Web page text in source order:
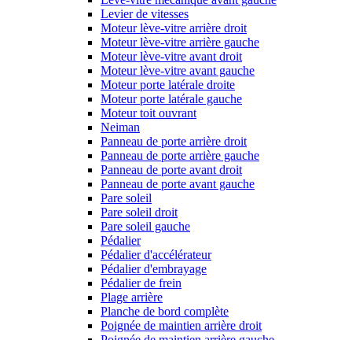
Levier de vitesses
Moteur lève-vitre arrière droit
Moteur lève-vitre arrière gauche
Moteur lève-vitre avant droit
Moteur lève-vitre avant gauche
Moteur porte latérale droite
Moteur porte latérale gauche
Moteur toit ouvrant
Neiman
Panneau de porte arrière droit
Panneau de porte arrière gauche
Panneau de porte avant droit
Panneau de porte avant gauche
Pare soleil
Pare soleil droit
Pare soleil gauche
Pédalier
Pédalier d'accélérateur
Pédalier d'embrayage
Pédalier de frein
Plage arrière
Planche de bord complète
Poignée de maintien arrière droit